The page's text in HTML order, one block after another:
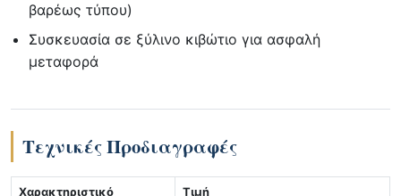
βαρέως τύπου)
Συσκευασία σε ξύλινο κιβώτιο για ασφαλή
μεταφορά
Τεχνικές Προδιαγραφές
Χαρακτηριστικό Τιμή